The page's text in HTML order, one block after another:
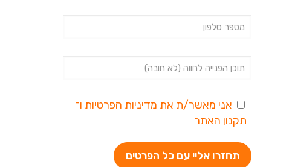
אני מאשר/ת את מדיניות הפרטיות ו־
תקנון האתר